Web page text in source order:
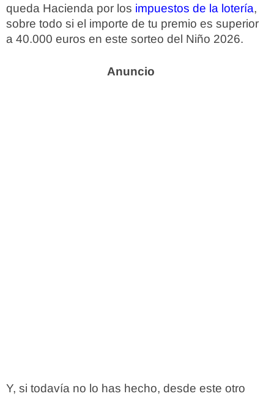
queda Hacienda por los impuestos de la lotería,
sobre todo si el importe de tu premio es superior
a 40.000 euros en este sorteo del Niño 2026.
Y, si todavía no lo has hecho, desde este otro